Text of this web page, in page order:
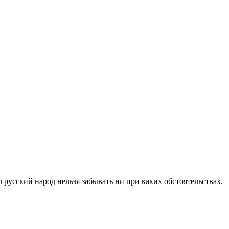
народ нельзя забывать ни при каких обстоятельствах.